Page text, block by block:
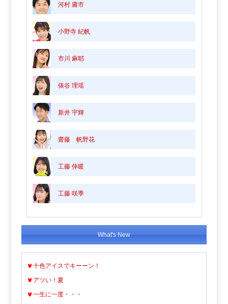
河村 庸市
小野寺 紀帆
市川 麻耶
俵谷 理瑶
新井 宇輝
齋藤 帆野花
工藤 倖暖
工藤 咲季
What's New
十色アイスでキーーン！
アツい！夏
一生に一度・・・